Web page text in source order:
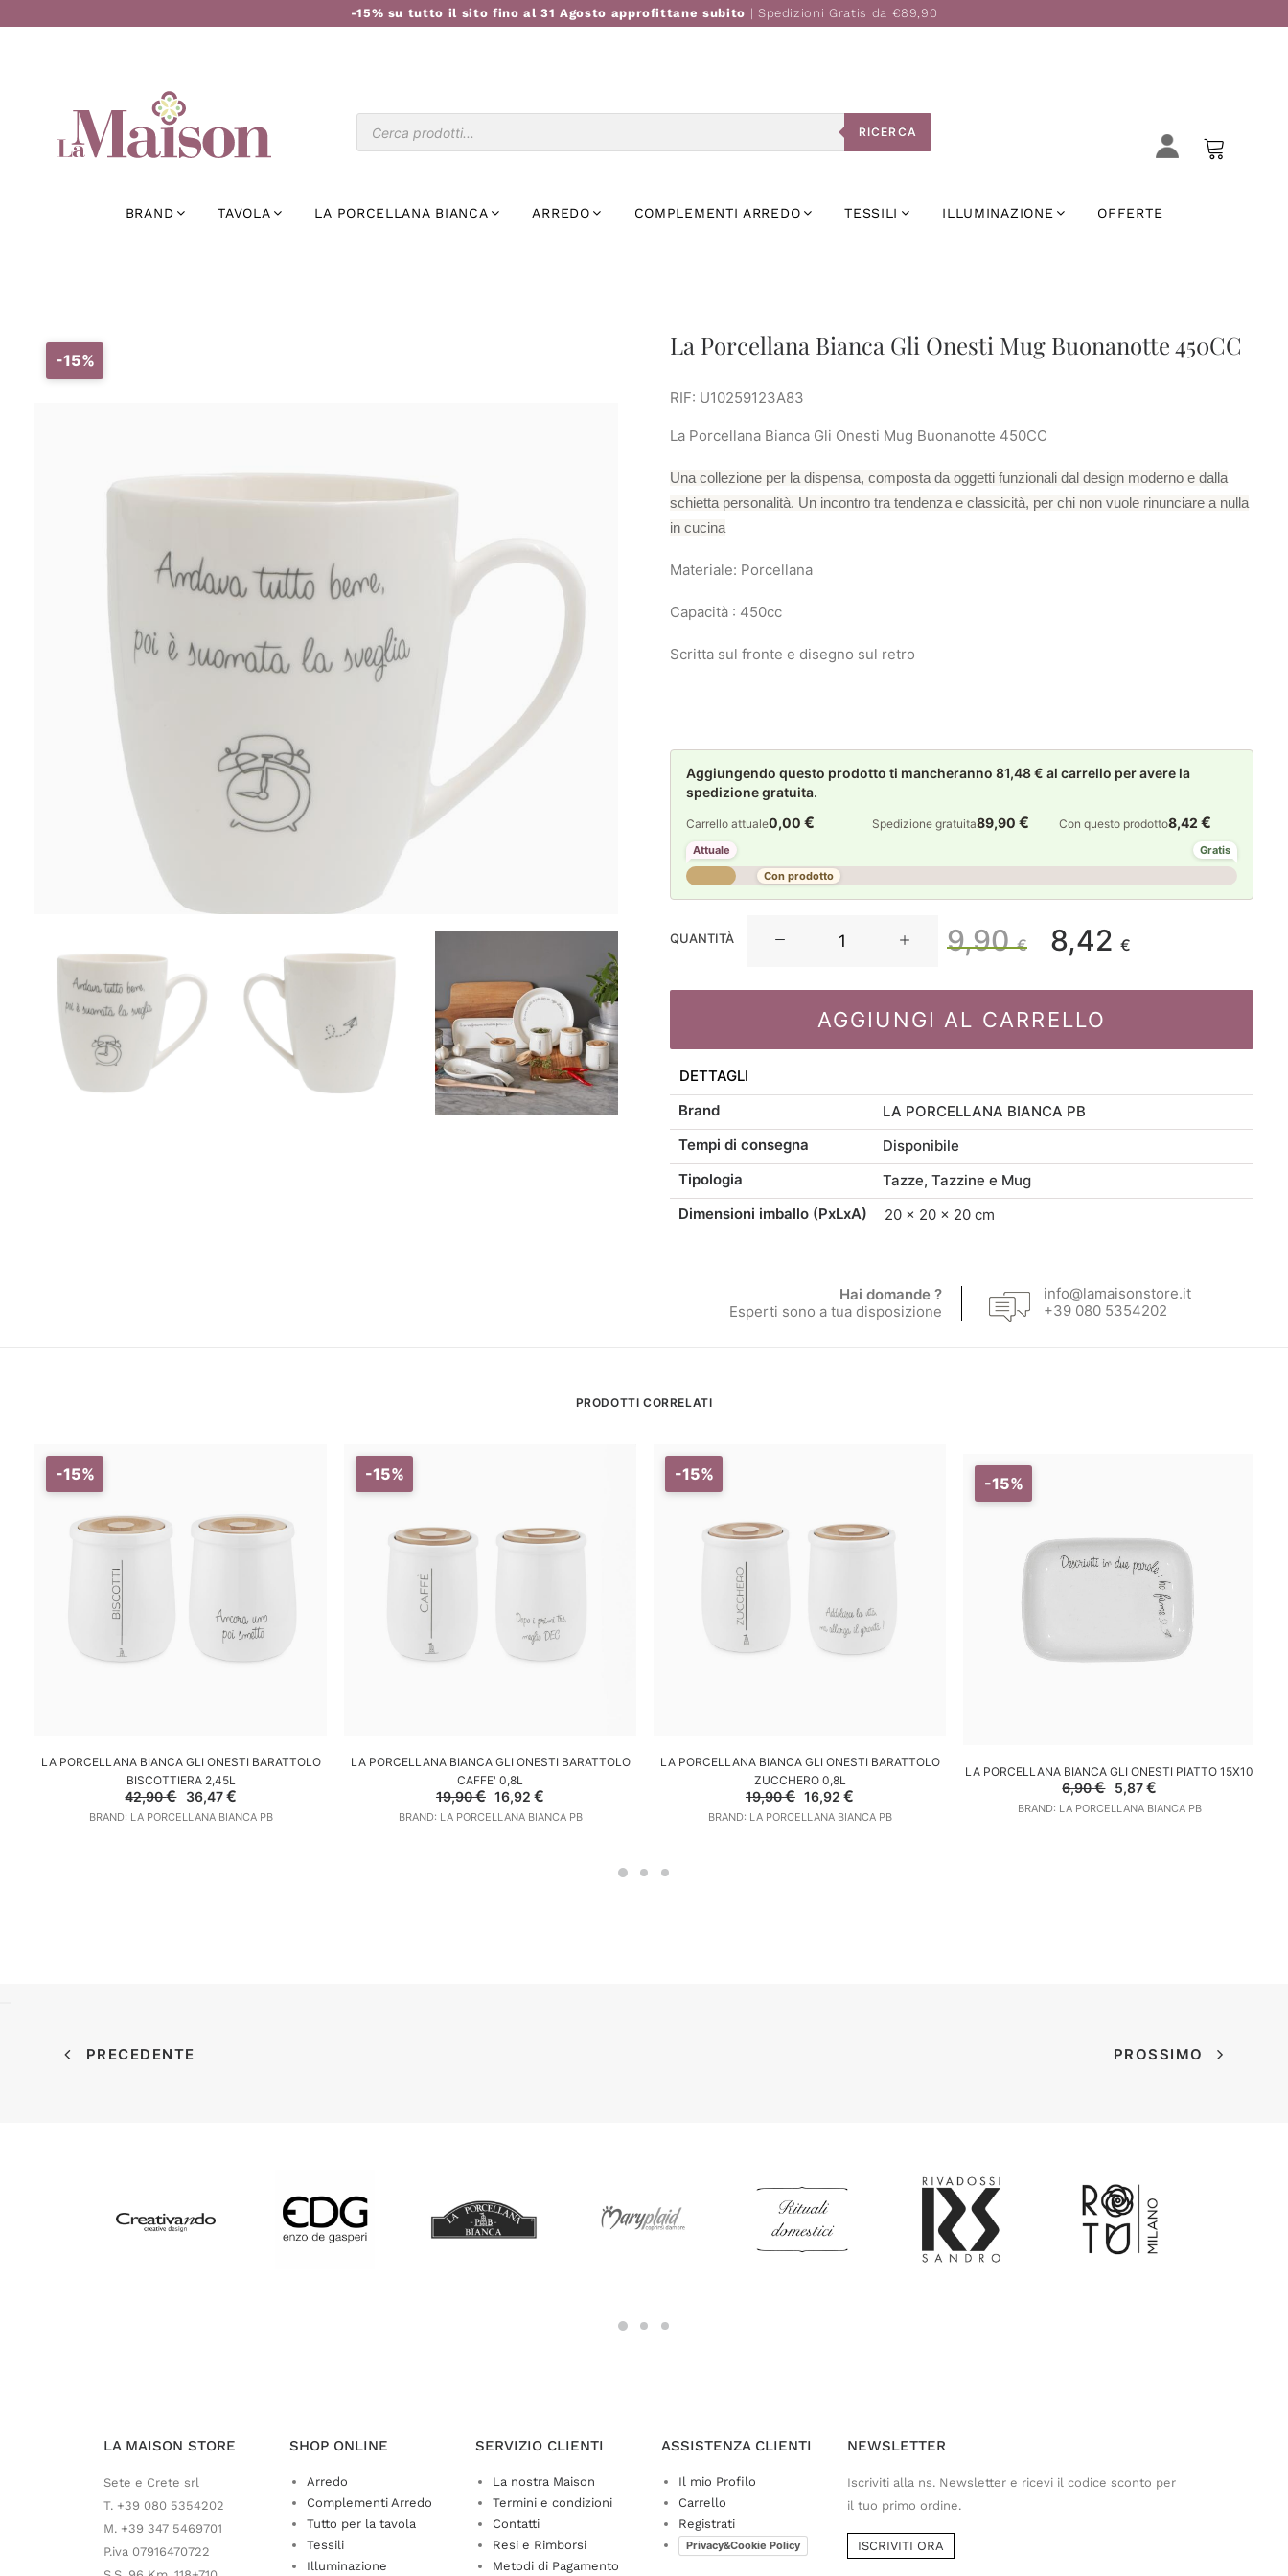
-15% su tutto il sito fino al 31 Agosto approfittane subito | Spedizioni Gratis da €89,90
RICERCA
BRAND TAVOLA LA PORCELLANA BIANCA ARREDO COMPLEMENTI ARREDO TESSILI ILLUMINAZIONE OFFERTE
-15% La Porcellana Bianca Gli Onesti Mug Buonanotte 450CC
RIF: U10259123A83
La Porcellana Bianca Gli Onesti Mug Buonanotte 450CC
Una collezione per la dispensa, composta da oggetti funzionali dal design moderno e dalla
schietta personalità. Un incontro tra tendenza e classicità, per chi non vuole rinunciare a nulla
in cucina
Materiale: Porcellana
Capacità : 450cc
Scritta sul fronte e disegno sul retro
Aggiungendo questo prodotto ti mancheranno 81,48 € al carrello per avere la
spedizione gratuita.
Carrello attuale0,00 € Spedizione gratuita89,90€ Con questo prodotto8,42 €
Attuale
Gratis
Con prodotto
QUANTITÀ
Gli
9,90€
prezzo
era:
8,42 €
prezzo
è:
AGGIUNGI AL CARRELLO
DETTAGLI
Brand
LA PORCELLANA BIANCA PB
Tempi di consegna
Disponibile
Tipologia
Tazze, Tazzine e Mug
Dimensioni imballo (PxLxA)
20 × 20 × 20 cm
Hai domande ?
Esperti sono a tua disposizione
info@lamaisonstore.it
+39 080 5354202
PRODOTTI CORRELATI
-15%
AGGIUNGI AL CARRELLO
LA PORCELLANA BIANCA GLI ONESTI BARATTOLO
BISCOTTIERA 2,45L
42,90€
Il
prezzo
originale
36,47€Il
attuale
BRAND: LA PORCELLANA BIANCA PB
-15%
AGGIUNGI AL CARRELLO
LA PORCELLANA BIANCA GLI ONESTI BARATTOLO
CAFFE' 0,8L
19,90€ Il
prezzo
originale
16,92€
attuale
BRAND: LA PORCELLANA BIANCA PB
-15%
AGGIUNGI AL CARRELLO
LA PORCELLANA BIANCA GLI ONESTI BARATTOLO
ZUCCHERO 0,8L
19,90€ Il
prezzo
originale
16,92€
attuale
BRAND: LA PORCELLANA BIANCA PB
-15%
AGGIUNGI AL CARRELLO
LA PORCELLANA BIANCA GLI ONESTI PIATTO 15X10
6,90€
Il
prezzo
originale
5,87€Il
attuale
BRAND: LA PORCELLANA BIANCA PB
PRECEDENTE PROSSIMO
LA MAISON STORE
Sete e Crete srl
T. +39 080 5354202
M. +39 347 5469701
P.iva 07916470722
SHOP ONLINE
Arredo
Complementi Arredo
Tutto per la tavola
Tessili
Illuminazione
SERVIZIO CLIENTI
La nostra Maison
Termini e condizioni
Contatti
Resi e Rimborsi
Metodi di Pagamento
ASSISTENZA CLIENTI
Il mio Profilo
Carrello
Registrati
Privacy&Cookie Policy
NEWSLETTER
Iscriviti alla ns. Newsletter e ricevi il codice sconto per
il tuo primo ordine.
ISCRIVITI ORA